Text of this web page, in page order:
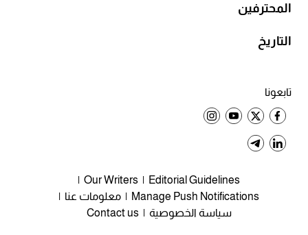
تابعونا
المحترفين
التاريخ
Editorial Guidelines
Our Writers
Manage Push Notifications
معلومات عنا
سياسة الخصوصية
Contact us